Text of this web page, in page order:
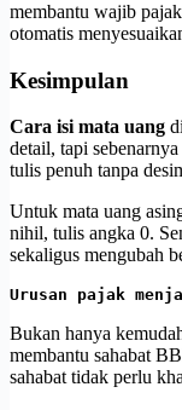
membantu wajib
otomatis
Kesimpulan
Cara isi mata uang
detail, tapi
tulis penuh tanpa
Untuk mata uang
nihil, tulis angka 0.
sekaligus mengubah
Urusan pajak
Bukan hanya
membantu sahabat
sahabat tidak perlu